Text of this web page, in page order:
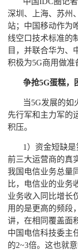
深圳、上海、苏州
站；中国移动作为
线空口技术标准的
目，并联合华为、
积极为5G商用做准
争抢5G蛋糕，
当5G发展的如
先行军和主力军的
积压。
1）资金短缺
前三大运营商的真
我国电信业务总量
比，电信业的业务
业务收入同比增长
用的是更高的频段
讲，在相同覆盖面
中国电信科技委主
的2~3倍。这也就